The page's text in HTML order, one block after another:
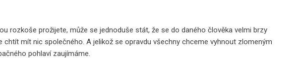
rozkoše prožijete, může se jednoduše stát, že se do daného člověka velmi brzy
mít nic společného. A jelikož se opravdu všechny chceme vyhnout zlomeným
pohlaví zaujímáme.